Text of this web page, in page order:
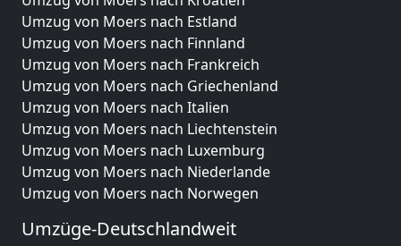
Umzug von Moers nach Estland
Umzug von Moers nach Finnland
Umzug von Moers nach Frankreich
Umzug von Moers nach Griechenland
Umzug von Moers nach Italien
Umzug von Moers nach Liechtenstein
Umzug von Moers nach Luxemburg
Umzug von Moers nach Niederlande
Umzug von Moers nach Norwegen
Umzüge-Deutschlandweit